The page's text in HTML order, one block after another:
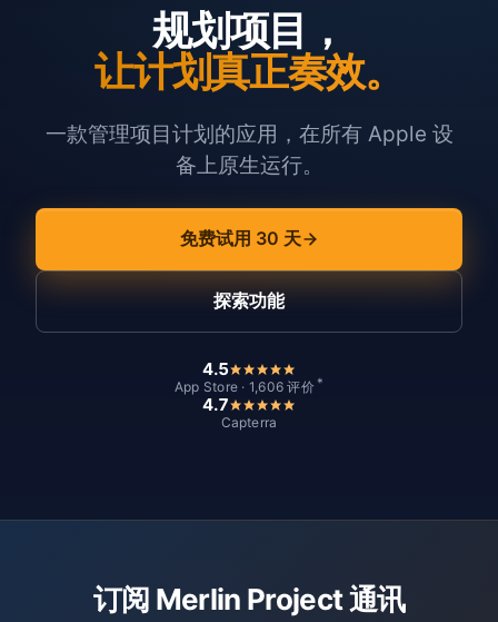
规划项目，
让计划真正奏效。
一款管理项目计划的应用，在所有 Apple 设
备上原生运行。
免费试用 30 天
探索功能
4.5
App Store · 1,606 评价 *
4.7
Capterra
订阅 Merlin Project 通讯